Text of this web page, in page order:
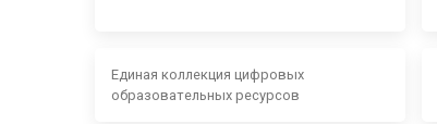
Единая коллекция цифровых
образовательных ресурсов